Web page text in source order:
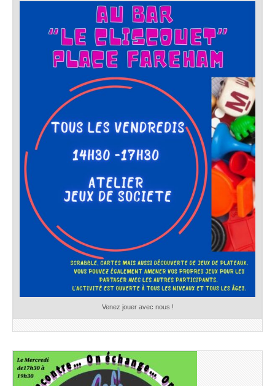
Venez jouer avec nous !